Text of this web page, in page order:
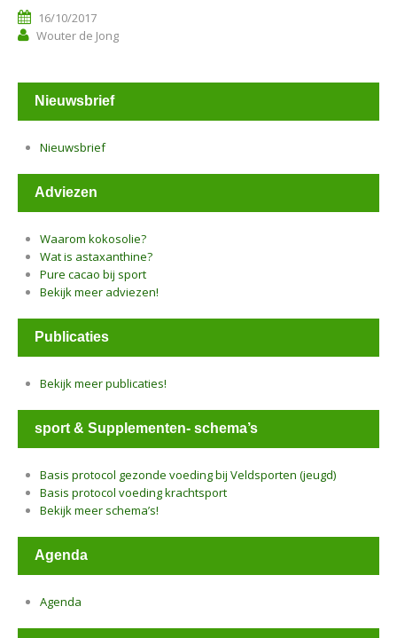
16/10/2017
Wouter de Jong
Nieuwsbrief
Nieuwsbrief
Adviezen
Waarom kokosolie?
Wat is astaxanthine?
Pure cacao bij sport
Bekijk meer adviezen!
Publicaties
Bekijk meer publicaties!
sport & Supplementen- schema’s
Basis protocol gezonde voeding bij Veldsporten (jeugd)
Basis protocol voeding krachtsport
Bekijk meer schema’s!
Agenda
Agenda